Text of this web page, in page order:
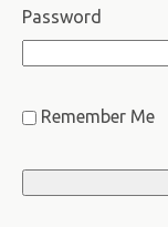
Password
Remember Me